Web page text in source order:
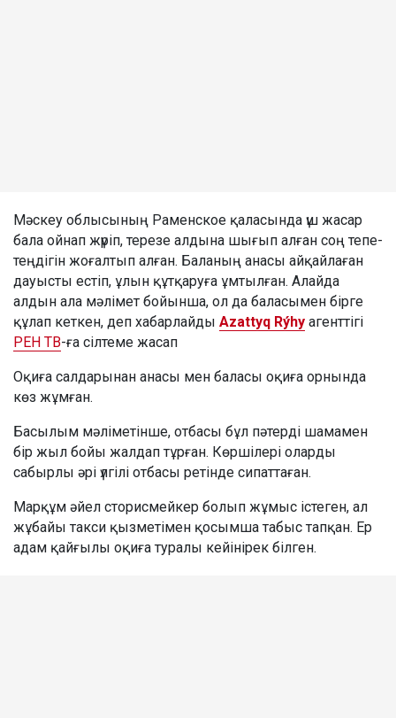
Мәскеу облысының Раменское қаласында үш жасар
бала ойнап жүріп, терезе алдына шығып алған соң тепе-
теңдігін жоғалтып алған. Баланың анасы айқайлаған
дауысты естіп, ұлын құтқаруға ұмтылған. Алайда
алдын ала мәлімет бойынша, ол да баласымен бірге
құлап кеткен, деп хабарлайды Azattyq Rýhy агенттігі
РЕН ТВ-ға сілтеме жасап
Оқиға салдарынан анасы мен баласы оқиға орнында
көз жұмған.
Басылым мәліметінше, отбасы бұл пәтерді шамамен
бір жыл бойы жалдап тұрған. Көршілері оларды
сабырлы әрі үлгілі отбасы ретінде сипаттаған.
Марқұм әйел сторисмейкер болып жұмыс істеген, ал
жұбайы такси қызметімен қосымша табыс тапқан. Ер
адам қайғылы оқиға туралы кейінірек білген.